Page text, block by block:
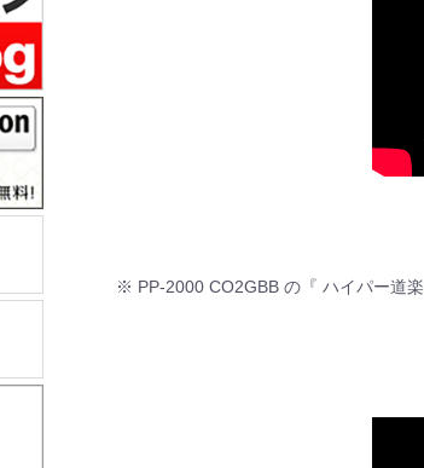
※ PP-2000 CO2GBB の『 ハイパー道楽